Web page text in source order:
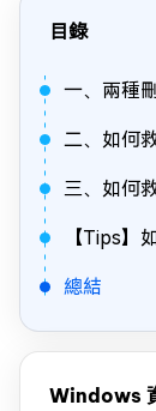
目錄
一、兩種
二、如何
三、如何
【Tips】
總結
Windows